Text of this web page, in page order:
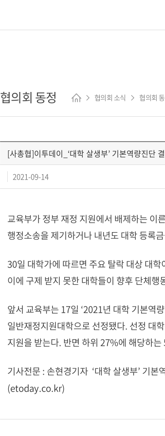
협의회 동정 협의회 소식 협의회
[사총협]이투데이_‘대학 살생부’ 기본역량진단
2021-09-14
교육부가 정부 재정 지원에서 배제하는 이
행정소송을 제기하거나 내년도 대학 등록
30일 대학가에 따르면 주요 탈락 대상 대
이에 구제 받지 못한 대학들이 향후 단체
앞서 교육부는 17일 ‘2021년 대학 기본역
일반재정지원대학으로 선정됐다. 선정 대
지원을 받는다. 반면 하위 27%에 해당하
기사전문 : 손현경기자 ‘대학 살생부’ 기
(etoday.co.kr)